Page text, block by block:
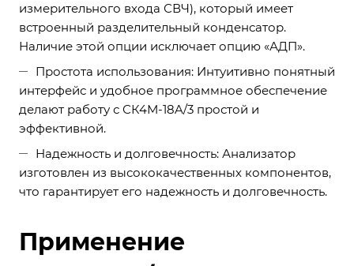
измерительного входа СВЧ), который имеет
встроенный разделительный конденсатор.
Наличие этой опции исключает опцию «АДП».
Простота использования: Интуитивно понятный
интерфейс и удобное программное обеспечение
делают работу с СК4М-18A/3 простой и
эффективной.
Надежность и долговечность: Анализатор
изготовлен из высококачественных компонентов,
что гарантирует его надежность и долговечность.
Применение